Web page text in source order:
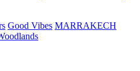
Good Vibes MARRAKECH